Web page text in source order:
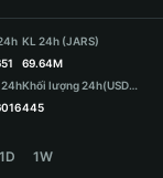
24h
KL 24h (JARS)
69.64M
Khối lượng 24h(USDT)
445
1D 1W